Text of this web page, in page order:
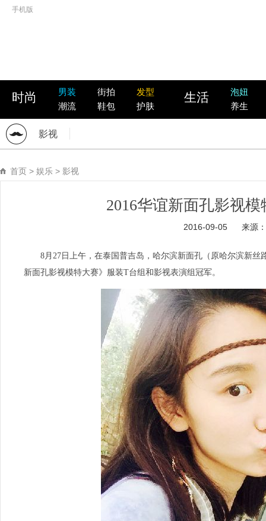
手机版
时尚 男装 街拍
发型
潮流
鞋包 护肤
生活
泡妞
养生
影视
首页 > 娱乐 > 影视
2016华谊新面孔影视
2016-09-05 来源
8月27日上午，在泰国普吉岛，哈尔滨新面孔（原哈尔滨新丝
新面孔影视模特大赛》服装T台组和影视表演组冠军。